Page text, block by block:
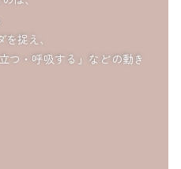
捉え、
つ・呼吸する」などの動き